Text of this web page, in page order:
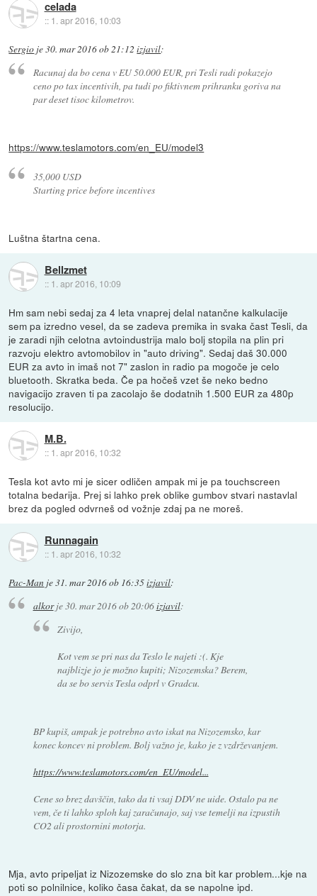
celada
:: 1. apr 2016, 10:03
Sergio je30. mar 2016 ob 21:12 izjavil:
Racunaj da bo cena v EU 50.000 EUR, pri Tesli radi pokazejo
ceno po tax incentivih, pa tudi po fiktivnem prihranku goriva na
par deset tisoc kilometrov.
https://www.teslamotors.com/en_EU/model3
35,000 USD
Starting price before incentives
Luštna štartna cena.
Bellzmet
:: 1. apr 2016, 10:09
Hm sam nebi sedaj za 4 leta vnaprej delal natančne kalkulacije
sem pa izredno vesel, da se zadeva premika in svaka čast Tesli, da
je zaradi njih celotna avtoindustrija malo bolj stopila na plin pri
razvoju elektro avtomobilov in "auto driving". Sedaj daš 30.000
EUR za avto in imaš not 7" zaslon in radio pa mogoče je celo
bluetooth. Skratka beda. Če pa hočeš vzet še neko bedno
navigacijo zraven ti pa zacolajo še dodatnih 1.500 EUR za 480p
resolucijo.
M.B.
:: 1. apr 2016, 10:32
Tesla kot avto mi je sicer odličen ampak mi je pa touchscreen
totalna bedarija. Prej si lahko prek oblike gumbov stvari nastavlal
brez da pogled odvrneš od vožnje zdaj pa ne moreš.
Runnagain
:: 1. apr 2016, 10:32
Pac-Man je31. mar 2016 ob 16:35izjavil:
alkorje30. mar 2016 ob 20:06izjavil:
Zivijo,
Kot vem se pri nas da Teslo le najeti :(. Kje
najblizje jo je možno kupiti; Nizozemska? Berem,
da se bo servis Tesla odprl v Gradcu.
BP kupiš, ampak je potrebno avto iskat na Nizozemsko, kar
konec koncev ni problem. Bolj važno je, kako je z vzdrževanjem.
https://www.teslamotors.com/en_EU/model...
Cene so brez davščin, tako da ti vsaj DDV ne uide. Ostalo pa ne
vem, če ti lahko sploh kaj zaračunajo, saj vse temelji na izpustih
CO2 ali prostornini motorja.
Mja, avto pripeljat iz Nizozemske do slo zna bit kar problem...kje na
poti so polnilnice, koliko časa čakat, da se napolne ipd.